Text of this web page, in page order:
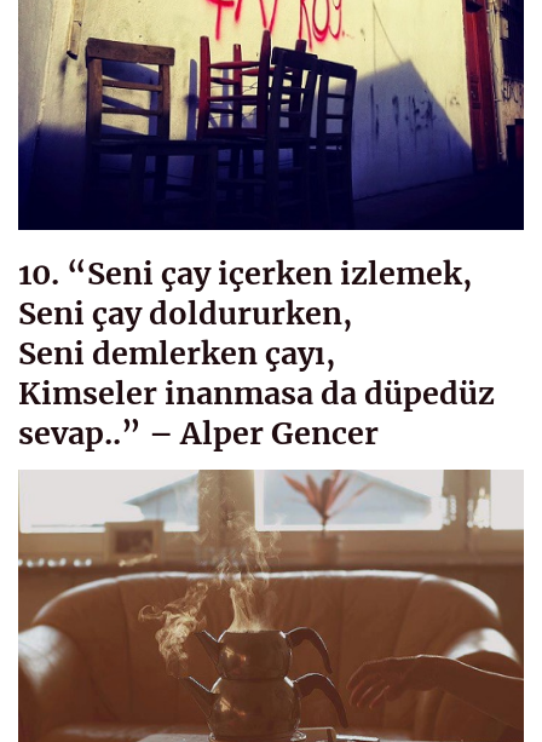
10. “Seni çay içerken izlemek,
Seni çay doldururken,
Seni demlerken çayı,
Kimseler inanmasa da düpedüz
sevap..” – Alper Gencer